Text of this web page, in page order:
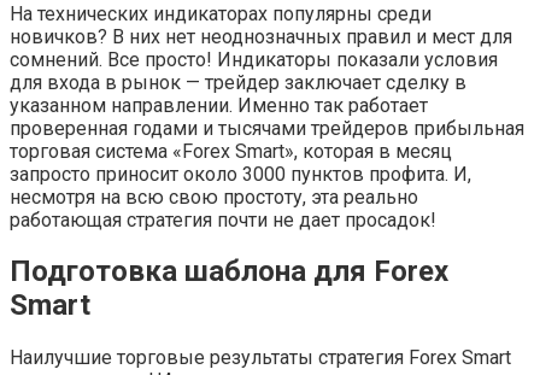
На технических индикаторах популярны среди
новичков? В них нет неоднозначных правил и мест для
сомнений. Все просто! Индикаторы показали условия
для входа в рынок — трейдер заключает сделку в
указанном направлении. Именно так работает
проверенная годами и тысячами трейдеров прибыльная
торговая система «Forex Smart», которая в месяц
запросто приносит около 3000 пунктов профита. И,
несмотря на всю свою простоту, эта реально
работающая стратегия почти не дает просадок!
Подготовка шаблона для Forex
Smart
Наилучшие торговые результаты стратегия Forex Smart